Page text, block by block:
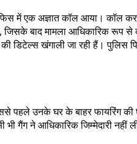
में एक अज्ञात कॉल आया। कॉल
जिसके बाद मामला आधिकारिक
खंगाली जा रही हैं। पुलिस
पहले उनके घर के बाहर
भी गैंग ने आधिकारिक जिम्मेदारी